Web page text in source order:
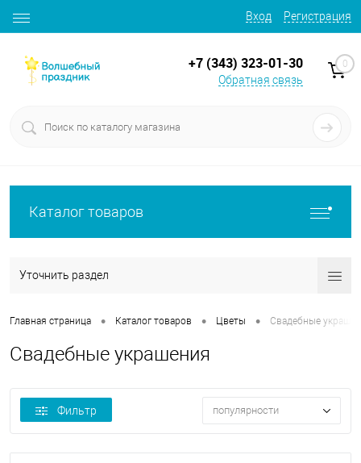
Вход Регистрация
+7 (343) 323-01-30
Обратная связь
0
Каталог товаров
Уточнить раздел
Главная страница • Каталог товаров • Цветы • Свадебные
Свадебные украшения
Фильтр популярности